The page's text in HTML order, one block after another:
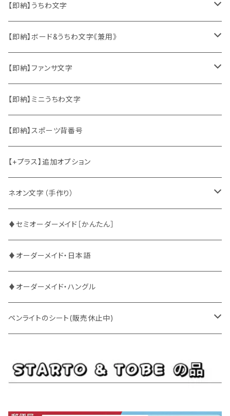
【即納】うちわ文字
ソロ・歌手&タレント
韓国ソロ・歌手&タレント
東方神起
竜宮城
2PM
ATEEZ
BUDDiiS
DXTEEN
ENHYPEN
EXO
iKON
INI
【即納】ボード&うちわ文字《兼用》
ソロ・歌手&タレント
韓国ソロ・歌手&タレント
東方神起
2PM
ASTRO
ATEEZ
BLANK2Y
BOYNEXTDOOR
BUDDiiS
ENHYPEN
EXO
【即納】ファンサ文字
日本語&英語
ハングル
中国語
【即納】ミニうちわ文字
【即納】スポーツ背番号
【+プラス】追加オプション
ネオン文字（手作り）
ファンサ
CRAVITY
ENHYPEN
EXO
Stray Kids
♦セミオーダーメイド［かんたん］
♦オーダーメイド・日本語
♦オーダーメイド・ハングル
ペンライトのシート(販売休止中)
INI
JO1